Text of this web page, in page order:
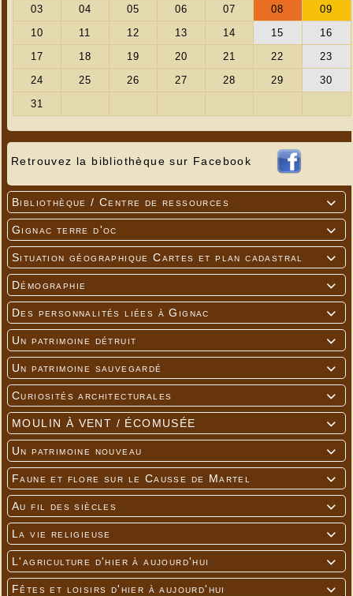
Retrouvez la bibliothèque sur Facebook

Bibliothèque / Centre de ressources

Gignac terre d'oc

Situation géographique Cartes et plan cadastral

Démographie

Des personnalités liées à Gignac

Un patrimoine détruit

Un patrimoine sauvegardé

Curiosités architecturales

MOULIN À VENT / ÉCOMUSÉE

Un patrimoine nouveau

Faune et flore sur le Causse de Martel

Au fil des siècles

La vie religieuse

L'agriculture d'hier à aujourd'hui

Fêtes et loisirs d'hier à aujourd'hui